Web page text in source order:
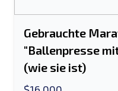
Gebrauchte
"Ballenpresse
(wie sie ist)
An einen